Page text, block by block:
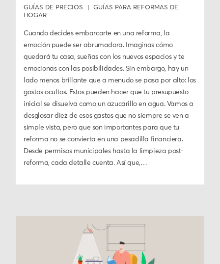
GUÍAS DE PRECIOS
GUÍAS PARA REFORMAS DE
HOGAR
Cuando decides embarcarte en una reforma, la
emoción puede ser abrumadora. Imaginas cómo
quedará tu casa, sueñas con los nuevos espacios y te
emocionas con las posibilidades. Sin embargo, hay un
lado menos brillante que a menudo se pasa por alto: los
gastos ocultos. Estos pueden hacer que tu presupuesto
inicial se disuelva como un azucarillo en agua. Vamos a
desglosar diez de esos gastos que no siempre se ven a
simple vista, pero que son importantes para que tu
reforma no se convierta en una pesadilla financiera.
Desde permisos municipales hasta la limpieza post-
reforma, cada detalle cuenta. Así que,…